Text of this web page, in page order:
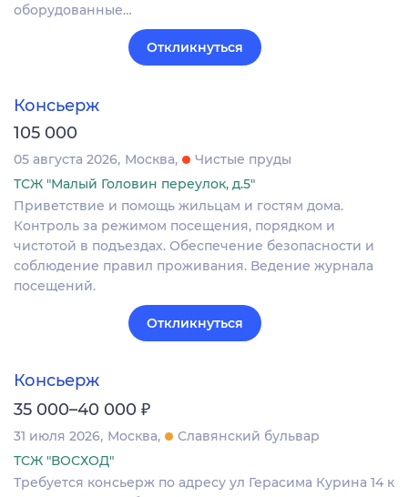
оборудованные…
Откликнуться
Консьерж
105 000
05 августа 2026 Москва
Чистые пруды
ТСЖ "Малый Головин переулок, д.5"
Приветствие и помощь жильцам и гостям дома.
Контроль за режимом посещения, порядком и
чистотой в подъездах. Обеспечение безопасности и
соблюдение правил проживания. Ведение журнала
посещений.
Откликнуться
Консьерж
35 000–40 000 ₽
31 июля 2026 Москва
Славянский бульвар
ТСЖ "ВОСХОД"
Требуется консьерж по адресу ул Герасима Курина 14 к